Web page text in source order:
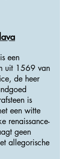
een
uit 1569 van
de heer
is
een witte
renaissance-
​​geen
allegorische